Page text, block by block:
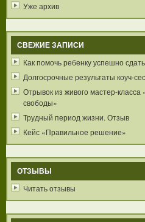
Уже архив
СВЕЖИЕ ЗАПИСИ
Как помочь ребенку успешно
Долгосрочные результаты коуч-
Отрывок из живого мастер-класса
свободы»
Трудный период жизни. Отзыв
Кейс «Правильное решение»
ОТЗЫВЫ
Читать отзывы